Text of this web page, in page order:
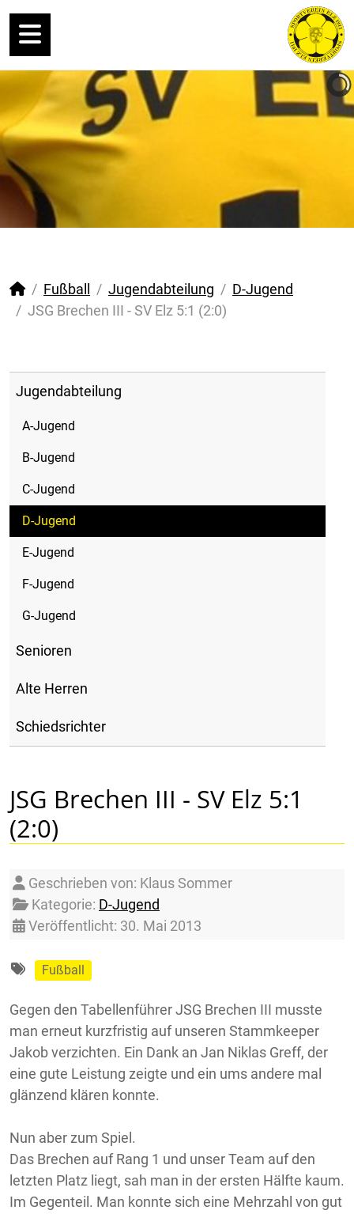
Fußball Jugendabteilung
D-Jugend
JSG Brechen III - SV Elz 5:1 (2:0)
Jugendabteilung
A-Jugend
B-Jugend
C-Jugend
D-Jugend
E-Jugend
F-Jugend
G-Jugend
Senioren
Alte Herren
Schiedsrichter
JSG Brechen III - SV Elz 5:1
(2:0)
Details
Geschrieben von: Klaus Sommer
Kategorie: D-Jugend
Veröffentlicht: 30. Mai 2013
Fußball
Gegen den Tabellenführer JSG Brechen III musste
man erneut kurzfristig auf unseren Stammkeeper
Jakob verzichten. Ein Dank an Jan Niklas Greff, der
eine gute Leistung zeigte und ein ums andere mal
glänzend klären konnte.
Nun aber zum Spiel.
Das Brechen auf Rang 1 und unser Team auf den
letzten Platz liegt, sah man in der ersten Hälfte kaum.
Im Gegenteil. Man konnte sich eine Mehrzahl von gut